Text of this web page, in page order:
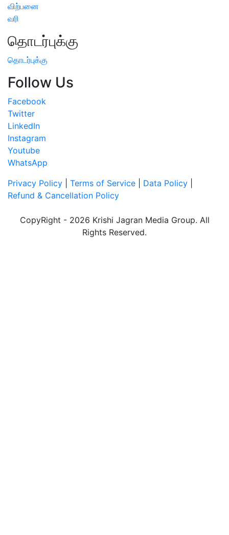
விற்பனை
வரி
தொடர்புக்கு
தொடர்புக்கு
Follow Us
Facebook
Twitter
LinkedIn
Instagram
Youtube
WhatsApp
Privacy Policy
Terms of Service Data Policy
Refund & Cancellation Policy
CopyRight - 2026 Krishi Jagran Media Group. All
Rights Reserved.